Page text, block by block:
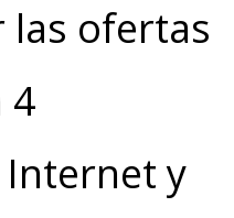
las ofertas
4
y